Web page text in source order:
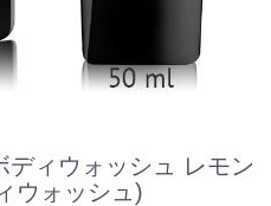
ディウォッシュ レモン
ウォッシュ)